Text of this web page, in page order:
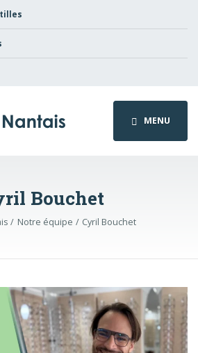
MENU
Bouchet
Notre équipe Cyril Bouchet